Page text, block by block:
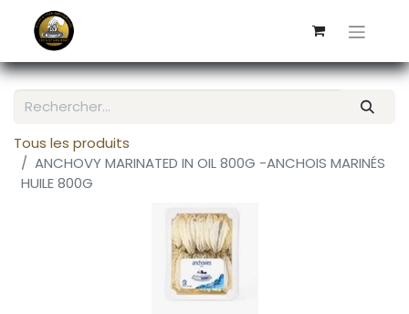
Tous les produits
ANCHOVY MARINATED IN OIL 800G -ANCHOIS MARINÉS
HUILE 800G